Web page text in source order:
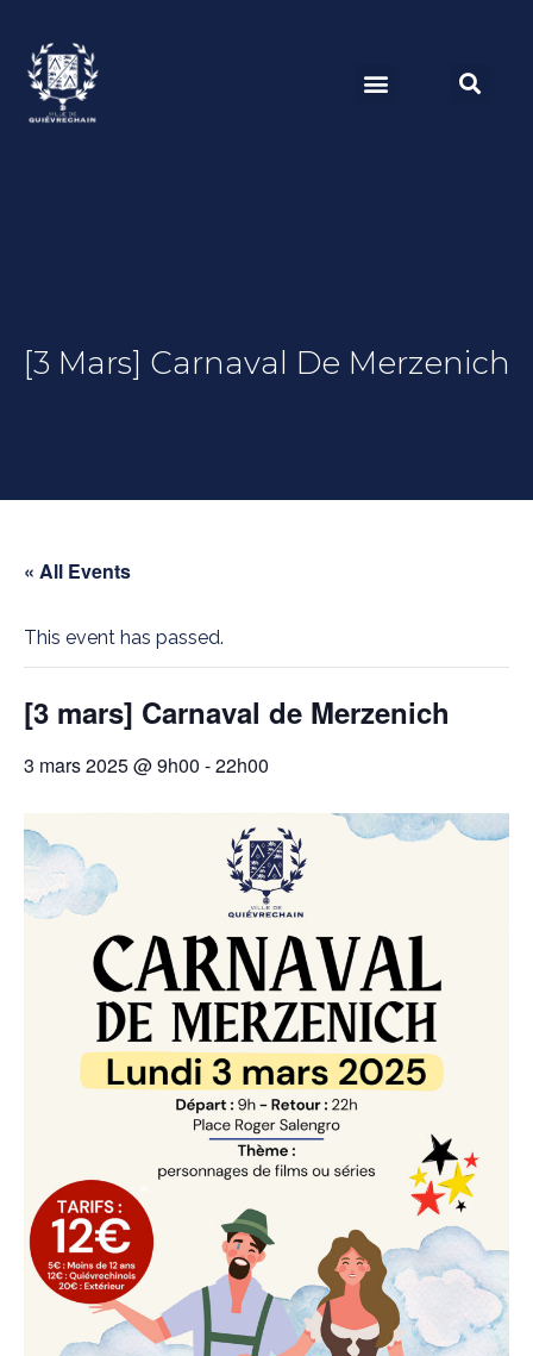
[3 Mars] Carnaval De Merzenich
« All Events
This event has passed.
[3 mars] Carnaval de Merzenich
3 mars 2025 @ 9h00 -22h00